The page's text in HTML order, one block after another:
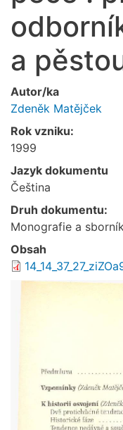
a
Autor/ka
Zdeněk Matějček
Rok vzniku:
1999
Jazyk dokumentu
Čeština
Druh dokumentu:
Monografie a sborník
Obsah